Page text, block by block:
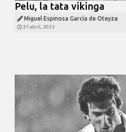
Pelu, la tata vikinga
Miguel Espinosa García de Oteyza
27 abril, 2023